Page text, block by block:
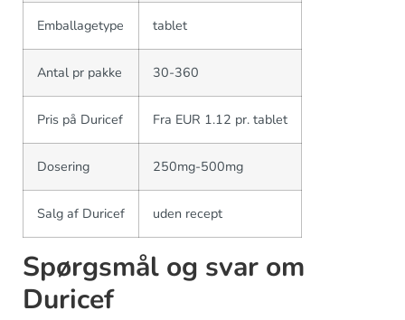
Emballagetype tablet
Antal pr pakke 30-360
Pris på Duricef Fra EUR 1.12 pr. tablet
Dosering 250mg-500mg
Salg af Duricef uden recept
Spørgsmål og svar om
Duricef